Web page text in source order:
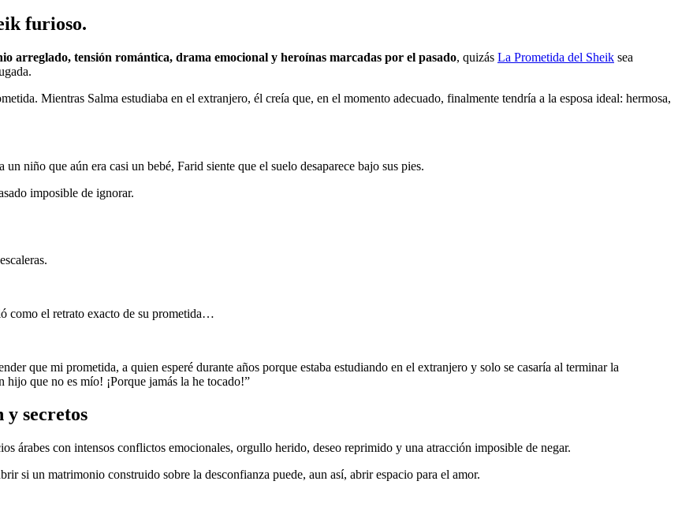
furioso.
arreglado, tensión romántica, drama emocional y heroínas marcadas por el pasado, quizás La Prometida del Sheik sea
Mientras Salma estudiaba en el extranjero, él creía que, en el momento adecuado, finalmente tendría a la esposa ideal: hermosa,
niño que aún era casi un bebé, Farid siente que el suelo desaparece bajo sus pies.
imposible de ignorar.
como el retrato exacto de su prometida…
que mi prometida, a quien esperé durante años porque estaba estudiando en el extranjero y solo se casaría al terminar la
hijo que no es mío! ¡Porque jamás la he tocado!”
y secretos
árabes con intensos conflictos emocionales, orgullo herido, deseo reprimido y una atracción imposible de negar.
si un matrimonio construido sobre la desconfianza puede, aun así, abrir espacio para el amor.